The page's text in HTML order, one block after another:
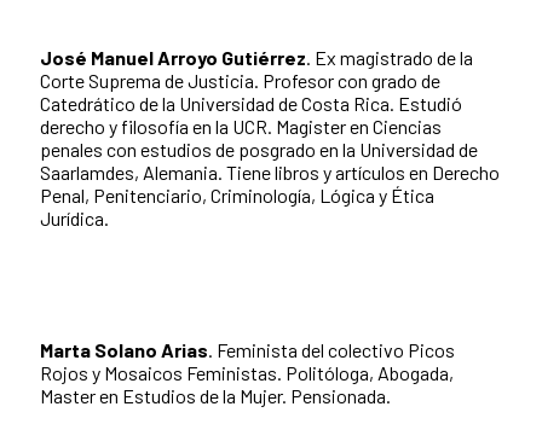
José Manuel Arroyo Gutiérrez . Ex magistrado de la
Corte Suprema de Justicia. Profesor con grado de
Catedrático de la Universidad de Costa Rica. Estudió
derecho y filosofía en la UCR. Magister en Ciencias
penales con estudios de posgrado en la Universidad de
Saarlamdes, Alemania. Tiene libros y artículos en Derecho
Penal, Penitenciario, Criminología, Lógica y Ética
Jurídica.
Marta Solano Arias . Feminista del colectivo Picos
Rojos y Mosaicos Feministas. Politóloga, Abogada,
Master en Estudios de la Mujer. Pensionada.